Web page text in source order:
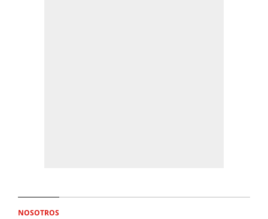
NOSOTROS